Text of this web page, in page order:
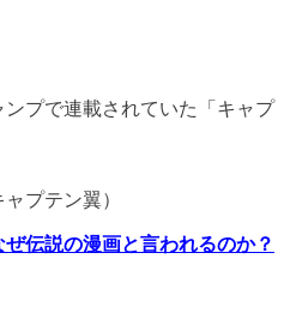
プで連載されていた「キャプ
プテン翼）
ぜ伝説の漫画と言われるのか？